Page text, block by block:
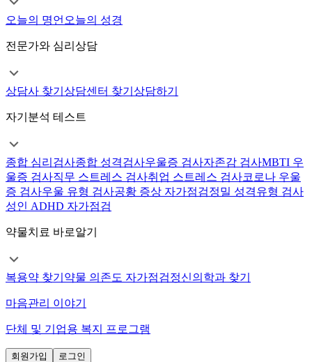
오늘의 명언 오늘의 성경
전문가와 심리상담
상담사 찾기 상담센터 찾기 상담하기
자기분석 테스트
종합 심리검사종합 성격검사우울증 검사자존감 검사MBTI 우
울증 검사직무 스트레스 검사취업 스트레스 검사코로나 우울
증 검사우울 유형 검사공황 증상 자가점검정밀 성격유형 검사
성인 ADHD 자가점검
약물치료 바로알기
복용약 찾기 약물 의존도 자가점검정신의학과 찾기
마음관리 이야기
단체 및 기업용 복지 프로그램
회원가입 로그인